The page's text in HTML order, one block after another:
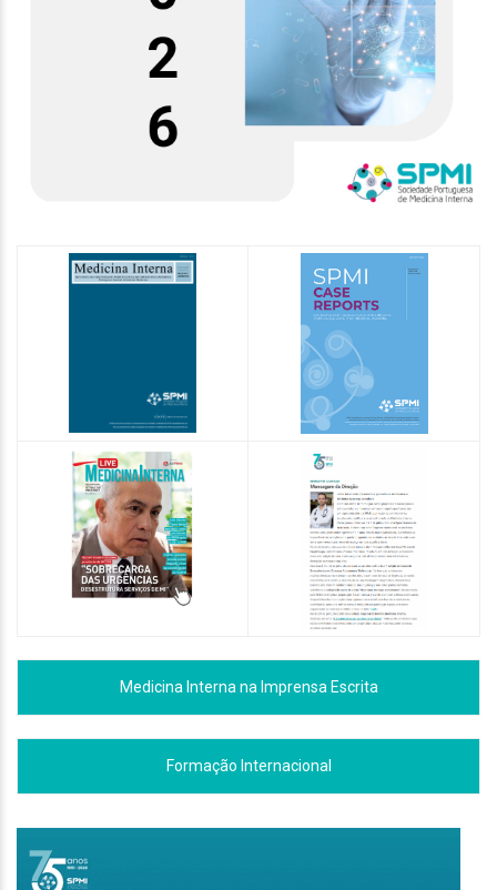
Medicina Interna na Imprensa Escrita
Formação Internacional